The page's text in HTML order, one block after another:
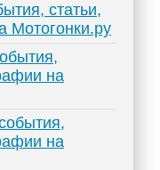
статьи,
Мотогонки.ру
на
на